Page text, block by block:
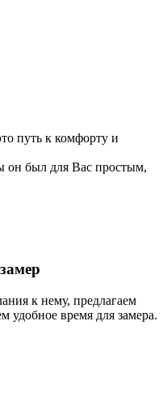
путь к комфорту и
он был для Вас простым,
к нему, предлагаем
удобное время для замера.